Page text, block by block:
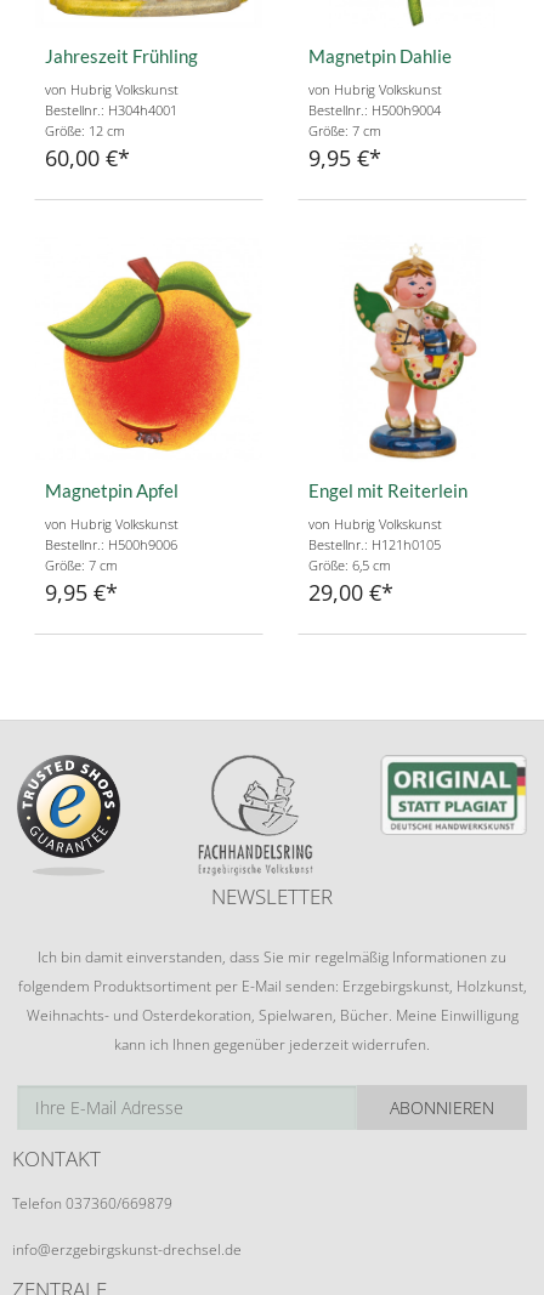
Jahreszeit Frühling
von Hubrig Volkskunst
Bestellnr.: H304h4001
Größe: 12 cm
60,00 €
Magnetpin Dahlie
von Hubrig Volkskunst
Bestellnr.: H500h9004
Größe: 7 cm
9,95 €
Magnetpin Apfel
von Hubrig Volkskunst
Bestellnr.: H500h9006
Größe: 7 cm
9,95 €
Engel mit Reiterlein
von Hubrig Volkskunst
Bestellnr.: H121h0105
Größe: 6,5 cm
29,00 €
NEWSLETTER
Ich bin damit einverstanden, dass Sie mir regelmäßig Informationen zu
folgendem Produktsortiment per E-Mail senden: Erzgebirgskunst, Holzkunst,
Weihnachts- und Osterdekoration, Spielwaren, Bücher. Meine Einwilligung
kann ich Ihnen gegenüber jederzeit widerrufen.
ABONNIEREN
KONTAKT
Telefon 037360/669879
info@erzgebirgskunst-drechsel.de